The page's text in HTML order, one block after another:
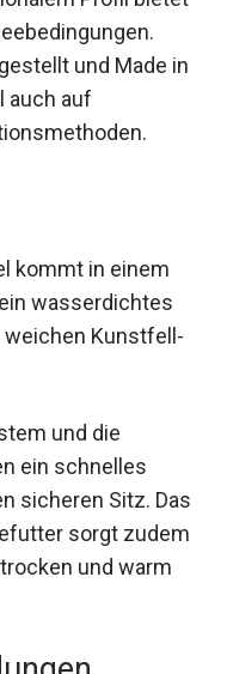
und Made
auch auf
kommt in einem
wasserdichtes
Kunstfell-
und die
ein schnelles
sicheren Sitz.
sorgt
trocken und